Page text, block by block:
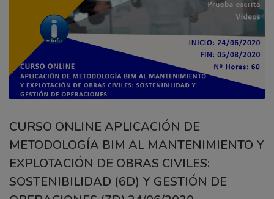
CURSO ONLINE APLICACIÓN DE
METODOLOGÍA BIM AL MANTENIMIENTO Y
EXPLOTACIÓN DE OBRAS CIVILES:
SOSTENIBILIDAD (6D) Y GESTIÓN DE